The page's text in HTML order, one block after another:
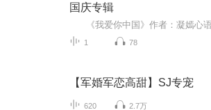
国庆专辑
1 78
【军婚军恋高甜】SJ专宠
620 2.7万